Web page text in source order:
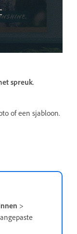
spreuk.
of een sjabloon.
>